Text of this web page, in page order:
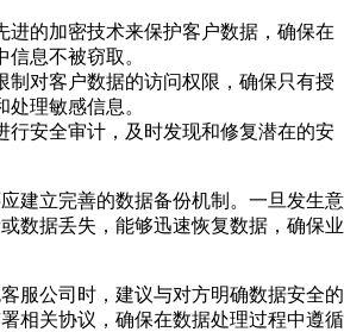
进的加密技术来保护客户数据，确保在
息不被窃取。
制对客户数据的访问权限，确保只有授
理敏感信息。
行安全审计，及时发现和修复潜在的安
建立完善的数据备份机制。一旦发生意
数据丢失，能够迅速恢复数据，确保业
服公司时，建议与对方明确数据安全的
相关协议，确保在数据处理过程中遵循